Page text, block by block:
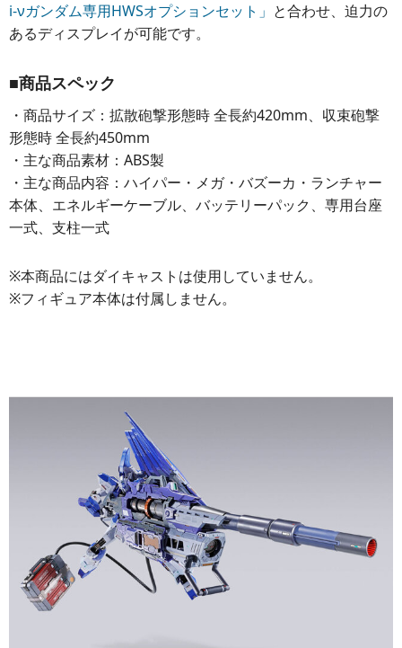
i-νガンダム専用HWSオプションセット」 と合わせ、迫力の
あるディスプレイが可能です。
■商品スペック
・商品サイズ：拡散砲撃形態時 全長約420mm、収束砲撃
形態時 全長約450mm
・主な商品素材：ABS製
・主な商品内容：ハイパー・メガ・バズーカ・ランチャー
本体、エネルギーケーブル、バッテリーパック、専用台座
一式、支柱一式
※本商品にはダイキャストは使用していません。
※フィギュア本体は付属しません。